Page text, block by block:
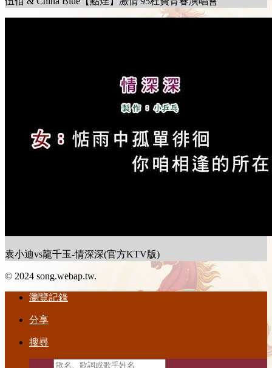
袁小迪vs龍千玉-情深深(官方KTV版)
© 2024 song.webap.tw.
瀏覽記錄
分享
搜尋